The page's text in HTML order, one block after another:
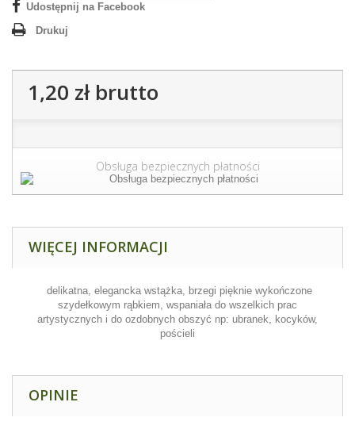
Udostępnij na Facebook
Drukuj
1,20 złbrutto
Obsługa bezpiecznych płatności
WIĘCEJ INFORMACJI
delikatna, elegancka wstążka, brzegi pięknie wykończone
szydełkowym rąbkiem, wspaniała do wszelkich prac
artystycznych i do ozdobnych obszyć np: ubranek, kocyków,
pościeli
OPINIE